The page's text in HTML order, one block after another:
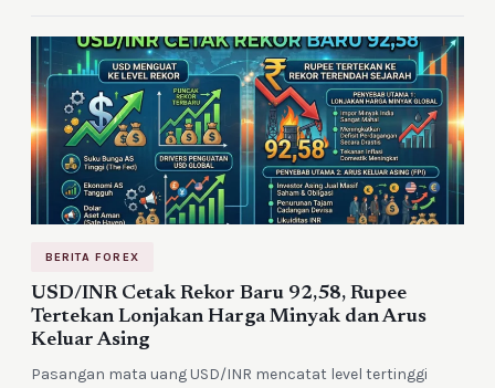
BERITA FOREX
USD/INR Cetak Rekor Baru 92,58, Rupee
Tertekan Lonjakan Harga Minyak dan Arus
Keluar Asing
Pasangan mata uang USD/INR mencatat level tertinggi